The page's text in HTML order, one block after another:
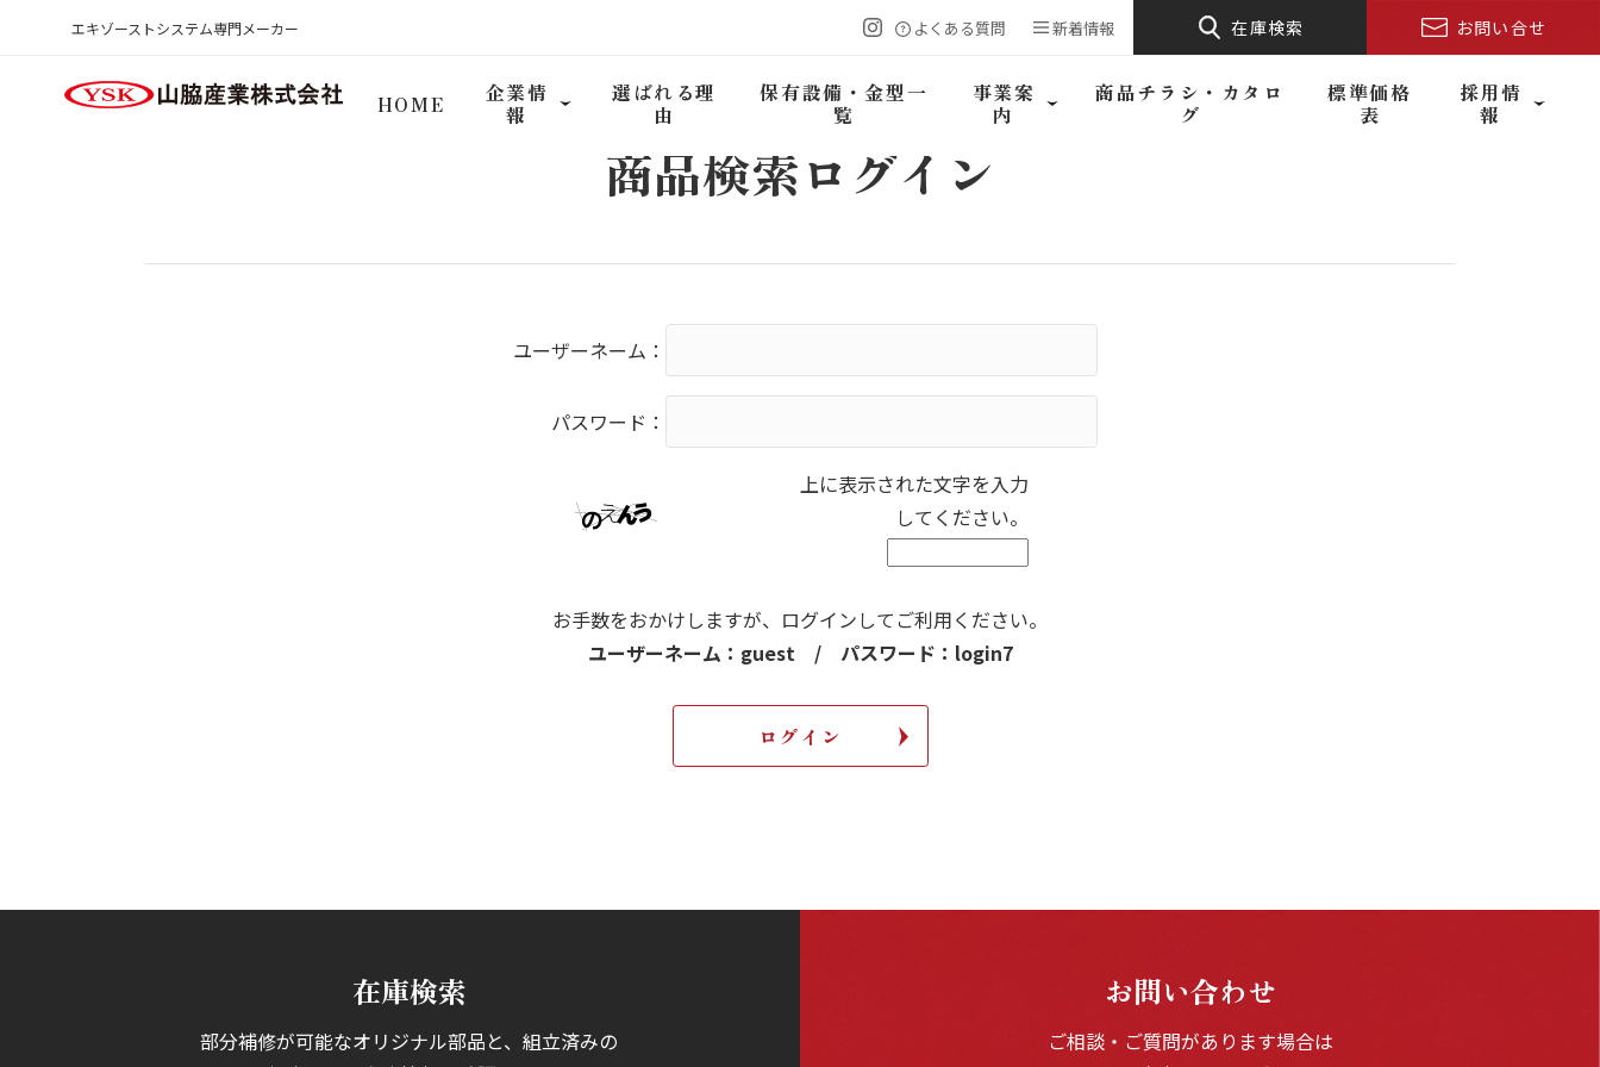
エキゾーストシステム専門メーカー よくある質問 新着情報 在庫検索 お問い合せ
HOME 企業情
報
選ばれる理
由
保有設備・金型一
覧
事業案
内
商品チラシ・カタロ
グ
標準価格
表
採用情
報
HOME 商品検索ログイン
商品検索ログイン
ユーザーネーム：
パスワード：
上に表示された文字を入力
してください。
お手数をおかけしますが、 ログインしてご利用ください。
ユーザーネーム：guest / パスワード：login7
在庫検索
部分補修が可能なオリジナル部品と、組立済みの
お問い合わせ
ご相談・ご質問があります場合は